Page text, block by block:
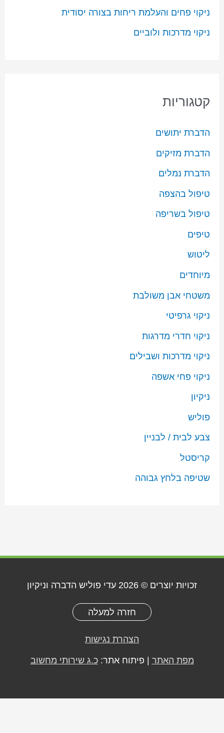
ניקוי פחים והעלמת ריחות בצורה יסודית
ניקוי מדרכות ולוביים
קטגוריות
הדברת יתושים
הדברת מזיקים
הדברת נמלים
טיפול בהצפה
טיפול בשריפה
טיפים
ליטוש
מיוחדים
משטחי אבן משולבת
ניקוי גרפיטי
ניקוי חדרי מדרגות
ניקוי מדרכות ושבילים
ניקוי פחי אשפה
ניקיון
פוליש
צבע לבית / לבניין
קריסטל
שטיפה בלחץ גבוהה
זכויות יוצרים © 2026 עדי פוליש הדברה וניקיון
חזרה למעלה
הצהרת נגישות
מפת האתר | פיתוח אתר:כ.ג שירותי מחשוב